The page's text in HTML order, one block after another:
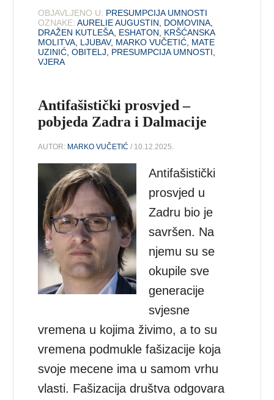
OBJAVLJENO U: PRESUMPCIJA UMNOSTI
OZNAKE: AURELIE AUGUSTIN DOMOVINA
DRAŽEN KUTLEŠA ESHATON
KRŠĆANSKA
MOLITVA LJUBAV, MARKO VUČETIĆ MATE
UZINIĆ ,OBITELJ PRESUMPCIJA UMNOSTI
VJERA
Antifašistički prosvjed –
pobjeda Zadra i Dalmacije
AUTOR: MARKO VUČETIĆ / 10.12.2025.
Antifašistički
prosvjed u
Zadru bio je
savršen. Na
njemu su se
okupile sve
generacije
svjesne
vremena u kojima živimo, a to su
vremena podmukle fašizacije koja
svoje mecene ima u samom vrhu
vlasti. Fašizacija društva odgovara